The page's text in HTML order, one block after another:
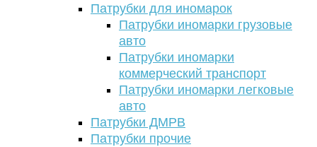
Патрубки для иномарок
Патрубки иномарки грузовые
авто
Патрубки иномарки
коммерческий транспорт
Патрубки иномарки легковые
авто
Патрубки ДМРВ
Патрубки прочие